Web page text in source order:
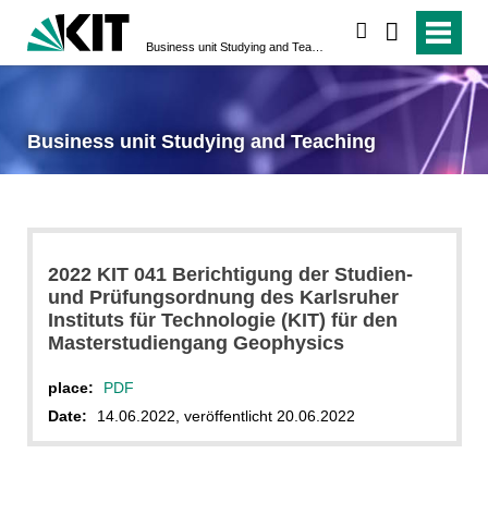
Business unit Studying and Teaching
2022 KIT 041 Berichtigung der Studien-
und Prüfungsordnung des Karlsruher
Instituts für Technologie (KIT) für den
Masterstudiengang Geophysics
place:
PDF
Date:
14.06.2022, veröffentlicht 20.06.2022